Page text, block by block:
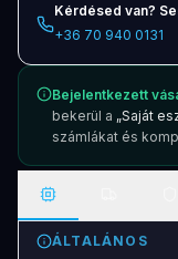
Kérdésed van?
+36 70 940 0131
Bejelentkezett
bekerül a „Saját
számlákat és
ÁLTALÁNOS